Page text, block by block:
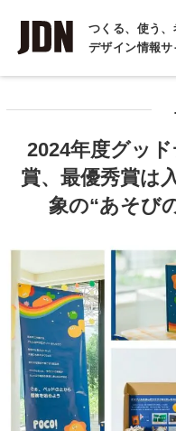
つくる、使う
デザイン情報サ
INTERVIEW
インタビュー
COLUMN
コラム
2024年度グッ
賞、最優秀賞は
象の“あそび